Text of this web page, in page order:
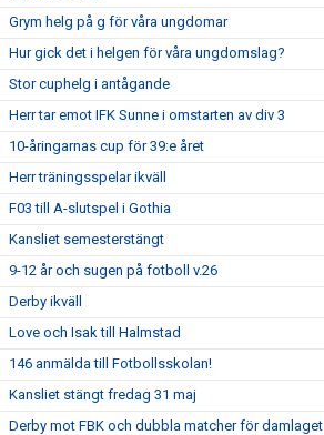
Grym helg på g för våra ungdomar
Hur gick det i helgen för våra ungdomslag?
Stor cuphelg i antågande
Herr tar emot IFK Sunne i omstarten av div 3
10-åringarnas cup för 39:e året
Herr träningsspelar ikväll
F03 till A-slutspel i Gothia
Kansliet semesterstängt
9-12 år och sugen på fotboll v.26
Derby ikväll
Love och Isak till Halmstad
146 anmälda till Fotbollsskolan!
Kansliet stängt fredag 31 maj
Derby mot FBK och dubbla matcher för damlaget